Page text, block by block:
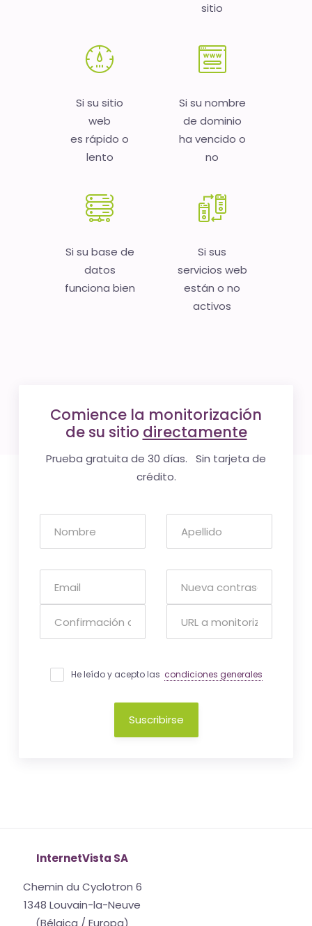
sitio
Si su sitio
web
es rápido o
lento
Si su nombre
de dominio
ha vencido o
no
Si su base de
datos
funciona bien
Si sus
servicios web
están o no
activos
Comience la monitorización
de su sitio directamente
Prueba gratuita de 30 días. Sin tarjeta de
crédito.
He leído y acepto las condiciones generales
Suscribirse
InternetVista SA
Chemin du Cyclotron 6
1348 Louvain-la-Neuve
(Bélgica / Europa)